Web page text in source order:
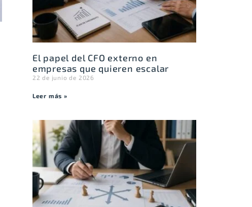
El papel del CFO externo en
empresas que quieren escalar
22 de junio de 2026
Leer más »